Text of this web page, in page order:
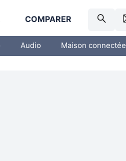
COMPARER
Audio Maison connectée